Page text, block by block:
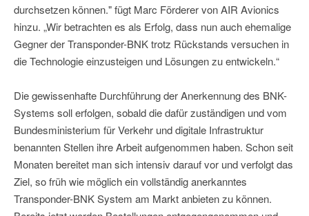
durchsetzen können." fügt Marc Förderer von AIR Avionics
hinzu. „Wir betrachten es als Erfolg, dass nun auch ehemalige
Gegner der Transponder-BNK trotz Rückstands versuchen in
die Technologie einzusteigen und Lösungen zu entwickeln.“
Die gewissenhafte Durchführung der Anerkennung des BNK-
Systems soll erfolgen, sobald die dafür zuständigen und vom
Bundesministerium für Verkehr und digitale Infrastruktur
benannten Stellen ihre Arbeit aufgenommen haben. Schon seit
Monaten bereitet man sich intensiv darauf vor und verfolgt das
Ziel, so früh wie möglich ein vollständig anerkanntes
Transponder-BNK System am Markt anbieten zu können.